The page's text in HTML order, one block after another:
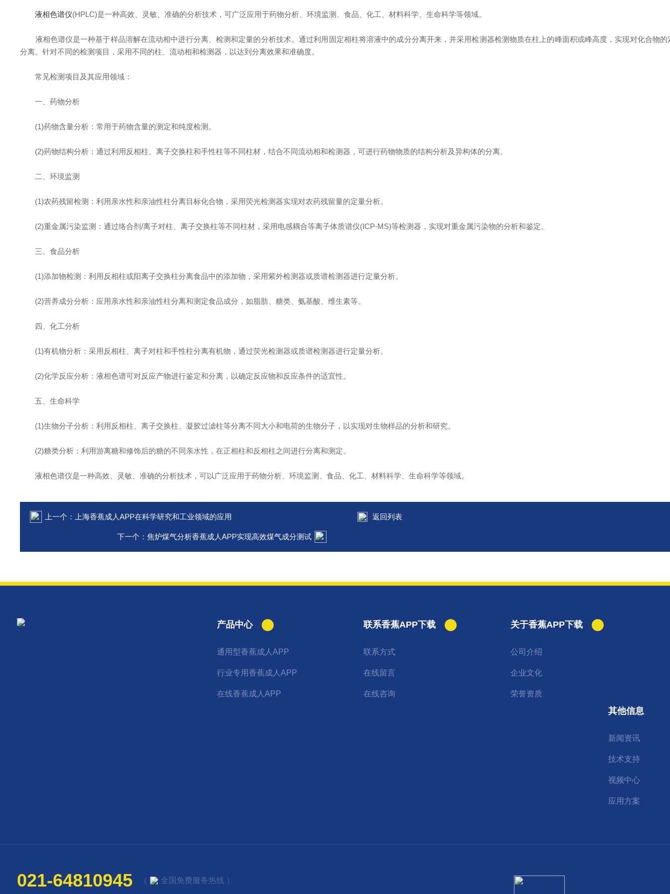
液相色谱仪(HPLC)是一种高效、灵敏、准确的分析技术，可广泛应用于药物分析、环境监测、食品、化工、材料科学、生命科学等领域。
液相色谱仪是一种基于样品溶解在流动相中进行分离、检测和定量的分析技术。通过利用固定相柱将溶液中的成分分离开来，并采用检测器检测物质在柱上的峰面积或峰高度，实现对化合物的
分离。针对不同的检测项目，采用不同的柱、流动相和检测器，以达到分离效果和准确度。
常见检测项目及其应用领域：
一、药物分析
(1)药物含量分析：常用于药物含量的测定和纯度检测。
(2)药物结构分析：通过利用反相柱、离子交换柱和手性柱等不同柱材，结合不同流动相和检测器，可进行药物物质的结构分析及异构体的分离。
二、环境监测
(1)农药残留检测：利用亲水性和亲油性柱分离目标化合物，采用荧光检测器实现对农药残留量的定量分析。
(2)重金属污染监测：通过络合剂/离子对柱、离子交换柱等不同柱材，采用电感耦合等离子体质谱仪(ICP-MS)等检测器，实现对重金属污染物的分析和鉴定。
三、食品分析
(1)添加物检测：利用反相柱或阳离子交换柱分离食品中的添加物，采用紫外检测器或质谱检测器进行定量分析。
(2)营养成分分析：应用亲水性和亲油性柱分离和测定食品成分，如脂肪、糖类、氨基酸、维生素等。
四、化工分析
(1)有机物分析：采用反相柱、离子对柱和手性柱分离有机物，通过荧光检测器或质谱检测器进行定量分析。
(2)化学反应分析：液相色谱可对反应产物进行鉴定和分离，以确定反应物和反应条件的适宜性。
五、生命科学
(1)生物分子分析：利用反相柱、离子交换柱、凝胶过滤柱等分离不同大小和电荷的生物分子，以实现对生物样品的分析和研究。
(2)糖类分析：利用游离糖和修饰后的糖的不同亲水性，在正相柱和反相柱之间进行分离和测定。
液相色谱仪是一种高效、灵敏、准确的分析技术，可以广泛应用于药物分析、环境监测、食品、化工、材料科学、生命科学等领域。
上一个： 上海香蕉成人APP在科学研究和工业领域的应用 返回列表
下一个： 焦炉煤气分析香蕉成人APP实现高效煤气成分测试
产品中心
通用型香蕉成人APP
行业专用香蕉成人APP
在线香蕉成人APP
联系香蕉APP下载
联系方式
在线留言
在线咨询
关于香蕉APP下载
公司介绍
企业文化
荣誉资质
其他信息
新闻资讯
技术支持
视频中心
应用方案
021-64810945 （ 全国免费服务热线 ）